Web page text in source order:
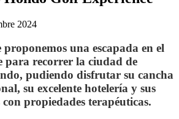
2024
proponemos una escapada en el
para recorrer la ciudad de
pudiendo disfrutar su cancha
su excelente hotelería y sus
propiedades terapéuticas.